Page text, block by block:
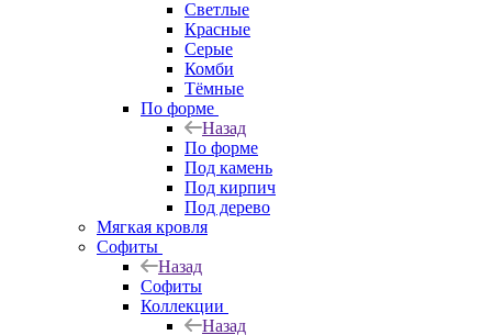
Светлые
Красные
Серые
Комби
Тёмные
По форме
Назад
По форме
Под камень
Под кирпич
Под дерево
Мягкая кровля
Софиты
Назад
Софиты
Коллекции
Назад